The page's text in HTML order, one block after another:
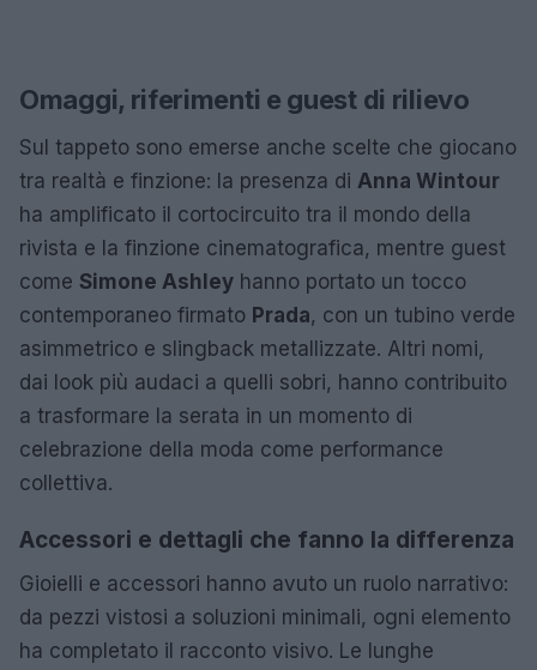
Omaggi, riferimenti e guest di rilievo
Sul tappeto sono emerse anche scelte che giocano
tra realtà e finzione: la presenza di Anna Wintour
ha amplificato il cortocircuito tra il mondo della
rivista e la finzione cinematografica, mentre guest
come Simone Ashley hanno portato un tocco
contemporaneo firmato Prada, con un tubino verde
asimmetrico e slingback metallizzate. Altri nomi,
dai look più audaci a quelli sobri, hanno contribuito
a trasformare la serata in un momento di
celebrazione della moda come performance
collettiva.
Accessori e dettagli che fanno la differenza
Gioielli e accessori hanno avuto un ruolo narrativo:
da pezzi vistosi a soluzioni minimali, ogni elemento
ha completato il racconto visivo. Le lunghe